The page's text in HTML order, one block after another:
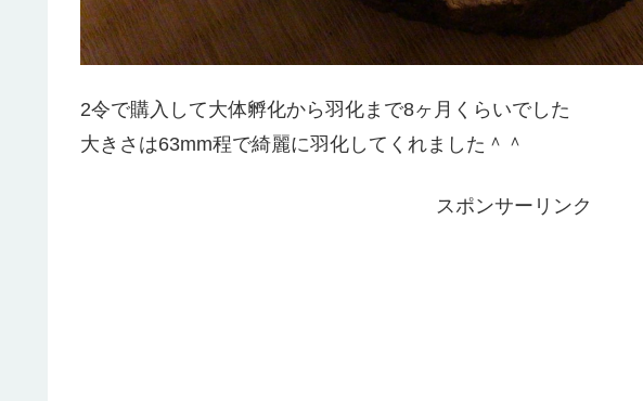
2令で購入して大体孵化から羽化まで8ヶ月くらいでした
大きさは63mm程で綺麗に羽化してくれました＾＾
スポンサーリンク